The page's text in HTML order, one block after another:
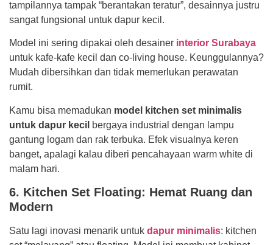
tampilannya tampak “berantakan teratur”, desainnya justru
sangat fungsional untuk dapur kecil.
Model ini sering dipakai oleh desainer interior Surabaya
untuk kafe-kafe kecil dan co-living house. Keunggulannya?
Mudah dibersihkan dan tidak memerlukan perawatan
rumit.
Kamu bisa memadukan model kitchen set minimalis
untuk dapur kecil bergaya industrial dengan lampu
gantung logam dan rak terbuka. Efek visualnya keren
banget, apalagi kalau diberi pencahayaan warm white di
malam hari.
6. Kitchen Set Floating: Hemat Ruang dan
Modern
Satu lagi inovasi menarik untuk dapur minimalis: kitchen